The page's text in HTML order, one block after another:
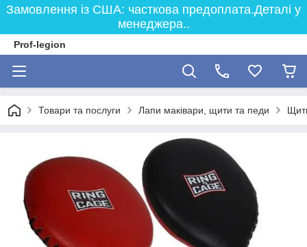
Замовлення із США: часткова предоплата.Деталі у
менеджера..
Prof-legion
Товари та послуги Лапи маківари, щити та педи